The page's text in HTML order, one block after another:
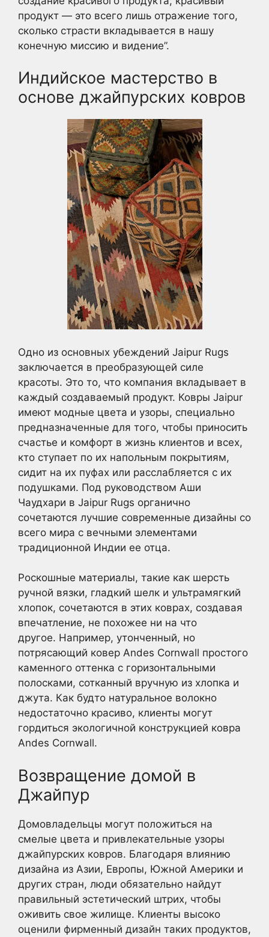
продукт — это всего лишь отражение того,
сколько страсти вкладывается в нашу
конечную миссию и видение”.
Индийское мастерство в
основе джайпурских ковров
Одно из основных убеждений Jaipur Rugs
заключается в преобразующей силе
красоты. Это то, что компания вкладывает в
каждый создаваемый продукт. Ковры Jaipur
имеют модные цвета и узоры, специально
предназначенные для того, чтобы приносить
счастье и комфорт в жизнь клиентов и всех,
кто ступает по их напольным покрытиям,
сидит на их пуфах или расслабляется с их
подушками. Под руководством Аши
Чаудхари в Jaipur Rugs органично
сочетаются лучшие современные дизайны со
всего мира с вечными элементами
традиционной Индии ее отца.
Роскошные материалы, такие как шерсть
ручной вязки, гладкий шелк и ультрамягкий
хлопок, сочетаются в этих коврах, создавая
впечатление, не похожее ни на что
другое. Например, утонченный, но
потрясающий ковер Andes Cornwall простого
каменного оттенка с горизонтальными
полосками, сотканный вручную из хлопка и
джута. Как будто натуральное волокно
недостаточно красиво, клиенты могут
гордиться экологичной конструкцией ковра
Andes Cornwall.
Возвращение домой в
Джайпур
Домовладельцы могут положиться на
смелые цвета и привлекательные узоры
джайпурских ковров. Благодаря влиянию
дизайна из Азии, Европы, Южной Америки и
других стран, люди обязательно найдут
правильный эстетический штрих, чтобы
оживить свое жилище. Клиенты высоко
оценили фирменный дизайн таких продуктов,